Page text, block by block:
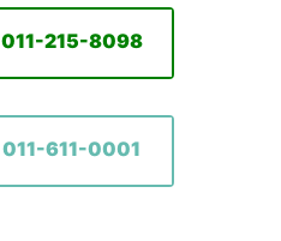
011-215-8098
011-611-0001